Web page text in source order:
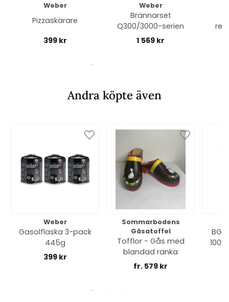
Weber
Pizzaskärare
399 kr
Weber
Brännarset
Q300/3000-serien
1 569 kr
Andra köpte även
Weber
Gasolflaska 3-pack
445g
399 kr
Sommarbodens
Gåsatoffel
Tofflor - Gås med
blandad ranka
fr. 579 kr